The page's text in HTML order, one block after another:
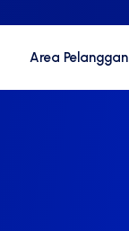
Area Pelanggan